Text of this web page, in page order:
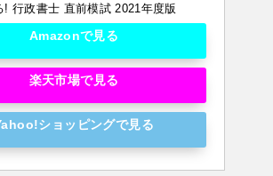
! 行政書士 直前模試 2021年度版
Amazonで見る
楽天市場で見る
ショッピングで見る